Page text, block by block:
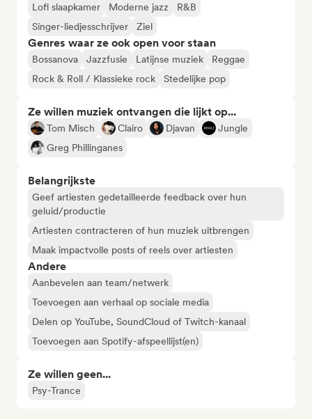
Lofi slaapkamer
Moderne jazz
R&B
Singer-liedjesschrijver
Ziel
Genres waar ze ook open voor staan
Bossanova Jazzfusie Latijnse muziek
Reggae
Rock & Roll / Klassieke rock
Stedelijke pop
Ze willen muziek ontvangen die lijkt op...
Tom Misch Clairo Djavan
Jungle
Greg Phillinganes
Belangrijkste
Geef artiesten gedetailleerde feedback over hun
geluid/productie
Artiesten contracteren of hun muziek uitbrengen
Maak impactvolle posts of reels over artiesten
Andere
Aanbevelen aan team/netwerk
Toevoegen aan verhaal op sociale media
Delen op YouTube, SoundCloud of Twitch-kanaal
Toevoegen aan Spotify-afspeellijst(en)
Ze willen geen...
Psy-Trance